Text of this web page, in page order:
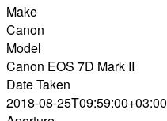
Make
Canon
Model
Canon EOS 7D Mark II
Date Taken
2018-08-25T09:59:00+03:00